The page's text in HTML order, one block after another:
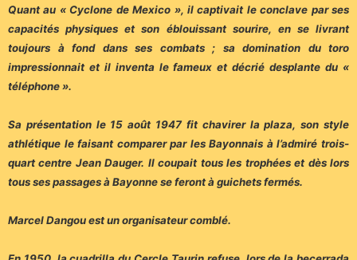
Quant au « Cyclone de Mexico », il captivait le conclave par ses
capacités physiques et son éblouissant sourire, en se livrant
toujours à fond dans ses combats ; sa domination du toro
impressionnait et il inventa le fameux et décrié desplante du «
téléphone ».
Sa présentation le 15 août 1947 fit chavirer la plaza, son style
athlétique le faisant comparer par les Bayonnais à l’admiré trois-
quart centre Jean Dauger. Il coupait tous les trophées et dès lors
tous ses passages à Bayonne se feront à guichets fermés.
Marcel Dangou est un organisateur comblé.